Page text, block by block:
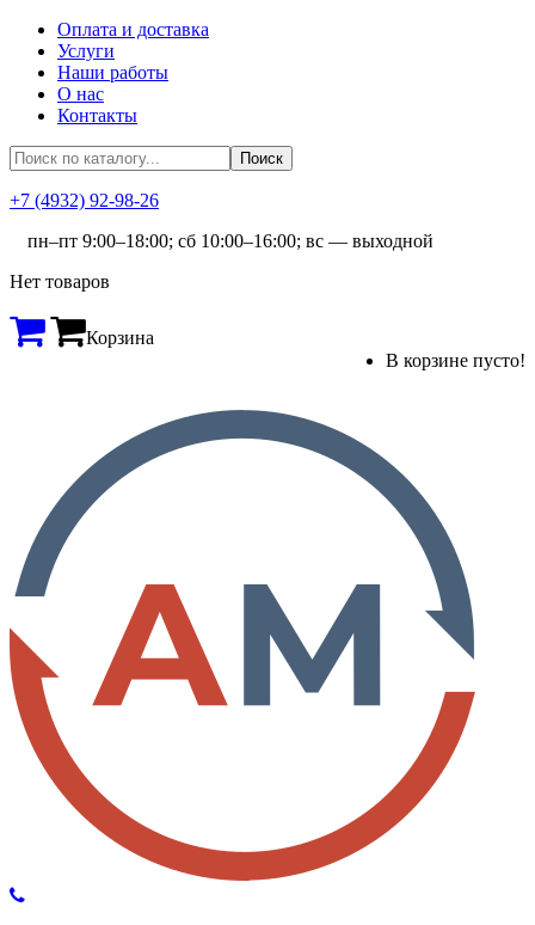
Оплата и доставка
Услуги
Наши работы
О нас
Контакты
+7 (4932) 92-98-26
пн–пт 9:00–18:00; сб 10:00–16:00; вс — выходной
Нет товаров
Корзина
В корзине пусто!